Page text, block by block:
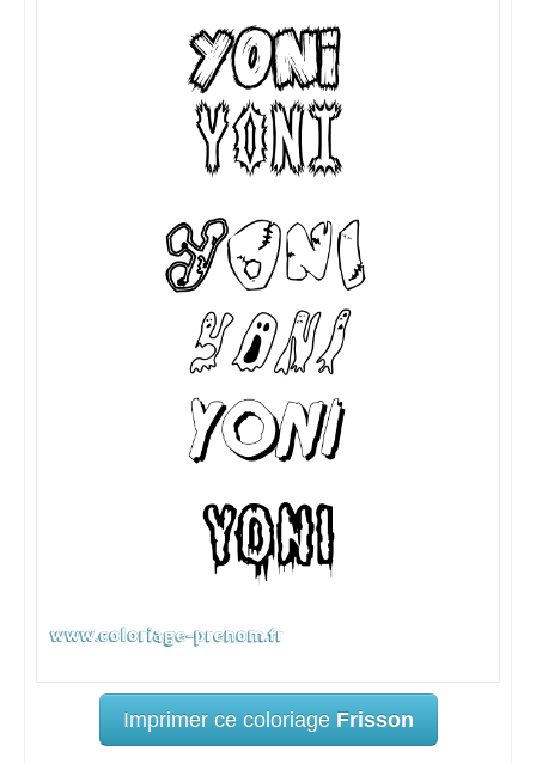
Imprimer ce coloriage Frisson